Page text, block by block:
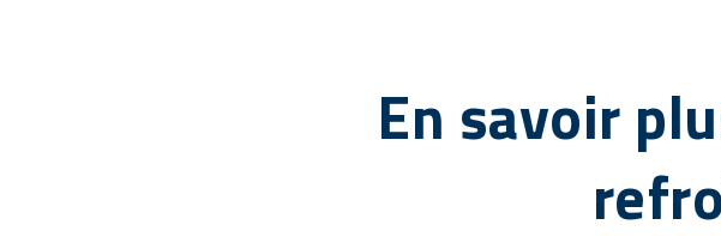
En savoir